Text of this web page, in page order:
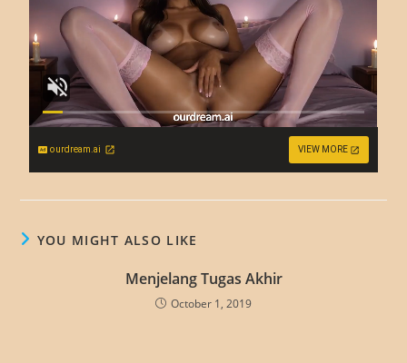
ourdream.ai VIEW MORE
YOU MIGHT ALSO LIKE
Menjelang Tugas Akhir
October 1, 2019